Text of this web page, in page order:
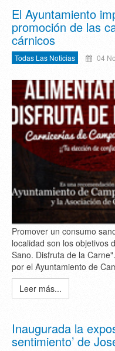
El Ayuntamiento
promoción de las
cárnicos
Todas Las Noticias 04
Promover un consumo
localidad son los objetivos
Sano. Disfruta de la
por el Ayuntamiento de
Leer más...
Inaugurada la
sentimiento’ de